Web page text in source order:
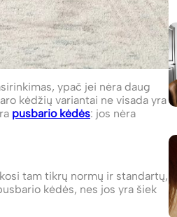
ypač jei nėra daug
kėdžių variantai ne visada yra
pusbario kėdės: jos nėra
tam tikrų normų ir standartų,
kėdės, nes jos yra šiek